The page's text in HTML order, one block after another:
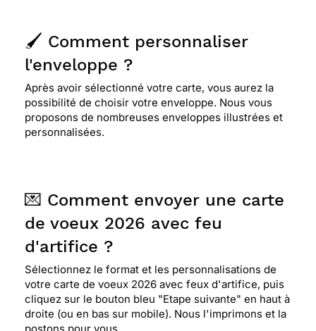
🖌️ Comment personnaliser
l'enveloppe ?
Après avoir sélectionné votre carte, vous aurez la
possibilité de choisir votre enveloppe. Nous vous
proposons de nombreuses enveloppes illustrées et
personnalisées.
💌 Comment envoyer une carte
de voeux 2026 avec feu
d'artifice ?
Sélectionnez le format et les personnalisations de
votre carte de voeux 2026 avec feux d'artifice, puis
cliquez sur le bouton bleu "Etape suivante" en haut à
droite (ou en bas sur mobile). Nous l'imprimons et la